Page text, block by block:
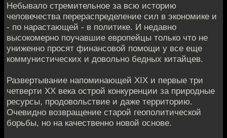
Небывало стремительное за всю историю
человечества перераспределение сил в экономике и
- по нарастающей - в политике. И недавно
высокомерно поучавшие европейцы только что не
униженно просят финансовой помощи у все еще
коммунистических и довольно бедных китайцев.
Развертывание напоминающей XIX и первые три
четверти ХХ века острой конкуренции за природные
ресурсы, продовольствие и даже территорию.
Очевидно возвращение старой геополитической
борьбы, но на качественно новой основе.